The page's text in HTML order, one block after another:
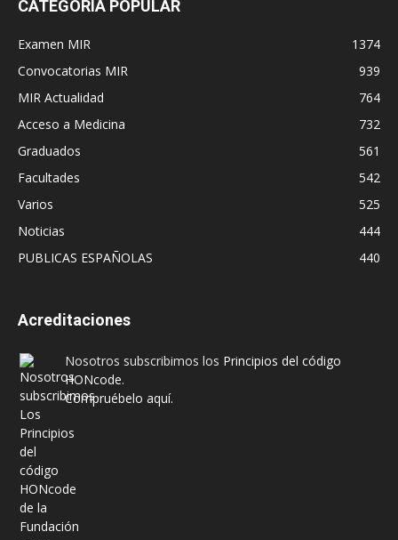
CATEGORÍA POPULAR
Examen MIR
1374
Convocatorias MIR
939
MIR Actualidad
764
Acceso a Medicina
732
Graduados
561
Facultades
542
Varios
525
Noticias
444
PUBLICAS ESPAÑOLAS
440
Acreditaciones
Nosotros subscribimos los Principios del código
HONcode.
Compruébelo aquí.